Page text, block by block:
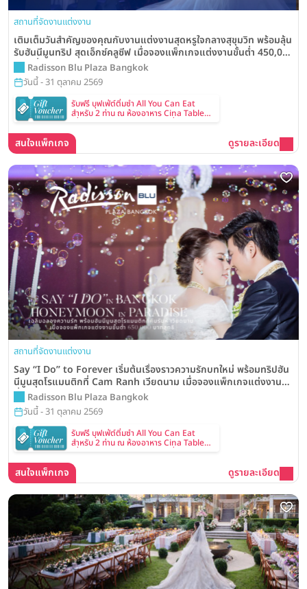
สถานที่จัดงานแต่งงาน
เติมเต็มวันสำคัญของคุณกับงานแต่งงานสุดหรูใจกลางสุขุมวิท พร้อมลุ้น
รับฮันนีมูนทริป สุดเอ็กซ์คลูซีฟ เมื่อจองแพ็กเกจแต่งงานขั้นต่ำ 450,000
บาท ที่ Radisson Blu Plaza Hotel Bangkok
Radisson Blu Plaza Bangkok
วันนี้ - 31 ตุลาคม 2569
รับฟรี บุฟเฟ่ต์ติ่มซำ All You Can Eat
สำหรับ 2 ท่าน ณ ห้องอาหาร Cina Table
แต่งงาน
สนใจแพ็กเกจ ดูรายละเอียด
สถานที่จัดงานแต่งงาน
Say “I Do” to Forever เริ่มต้นเรื่องราวความรักบทใหม่ พร้อมทริปฮัน
นีมูนสุดโรแมนติกที่ Cam Ranh เวียดนาม เมื่อจองแพ็กเกจแต่งงานขั้น
ต่ำ 650,000 บาท จากโรงแรม Radisson Blu Plaza Bangkok
Radisson Blu Plaza Bangkok
วันนี้ - 31 ตุลาคม 2569
รับฟรี บุฟเฟ่ต์ติ่มซำ All You Can Eat
สำหรับ 2 ท่าน ณ ห้องอาหาร Cina Table
แต่งงาน
สนใจแพ็กเกจ ดูรายละเอียด